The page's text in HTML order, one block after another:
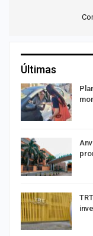
Últimas